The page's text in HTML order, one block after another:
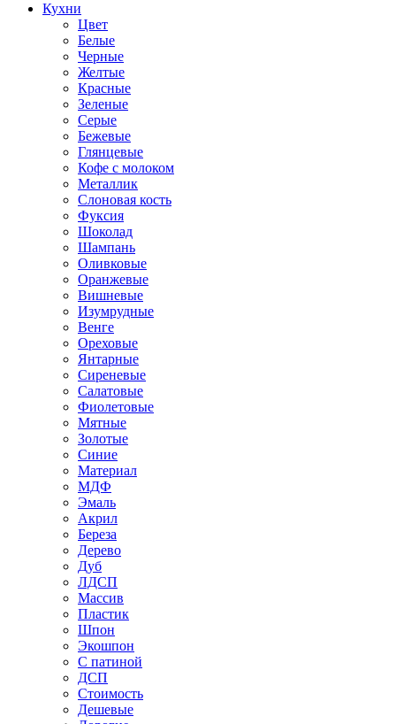
Кухни
Цвет
Белые
Черные
Желтые
Красные
Зеленые
Серые
Бежевые
Глянцевые
Кофе с молоком
Металлик
Слоновая кость
Фуксия
Шоколад
Шампань
Оливковые
Оранжевые
Вишневые
Изумрудные
Венге
Ореховые
Янтарные
Сиреневые
Салатовые
Фиолетовые
Мятные
Золотые
Синие
Материал
МДФ
Эмаль
Акрил
Береза
Дерево
Дуб
ЛДСП
Массив
Пластик
Шпон
Экошпон
С патиной
ДСП
Стоимость
Дешевые